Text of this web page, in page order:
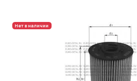
Нет в наличии